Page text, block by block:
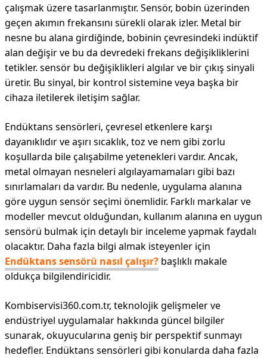
çalışmak üzere tasarlanmıştır. Sensör, bobin üzerinden
geçen akımın frekansını sürekli olarak izler. Metal bir
nesne bu alana girdiğinde, bobinin çevresindeki indüktif
alan değişir ve bu da devredeki frekans değişikliklerini
tetikler. sensör bu değişiklikleri algılar ve bir çıkış sinyali
üretir. Bu sinyal, bir kontrol sistemine veya başka bir
cihaza iletilerek iletişim sağlar.
Endüktans sensörleri, çevresel etkenlere karşı
dayanıklıdır ve aşırı sıcaklık, toz ve nem gibi zorlu
koşullarda bile çalışabilme yetenekleri vardır. Ancak,
metal olmayan nesneleri algılayamamaları gibi bazı
sınırlamaları da vardır. Bu nedenle, uygulama alanına
göre uygun sensör seçimi önemlidir. Farklı markalar ve
modeller mevcut olduğundan, kullanım alanına en uygun
sensörü bulmak için detaylı bir inceleme yapmak faydalı
olacaktır. Daha fazla bilgi almak isteyenler için
Endüktans sensörü nasıl çalışır? başlıklı makale
oldukça bilgilendiricidir.
Kombiservisi360.com.tr, teknolojik gelişmeler ve
endüstriyel uygulamalar hakkında güncel bilgiler
sunarak, okuyucularına geniş bir perspektif sunmayı
hedefler. Endüktans sensörleri gibi konularda daha fazla